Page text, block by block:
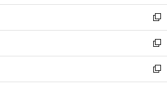
開
く
ウ
で
開
く
ン
ド
ウ
で
開
く
ウ
ィ
ン
ド
ウ
で
開
し
い
ウ
ィ
ン
ド
ウ
新
し
い
ウ
ィ
ン
新
し
い
ウ
新
し